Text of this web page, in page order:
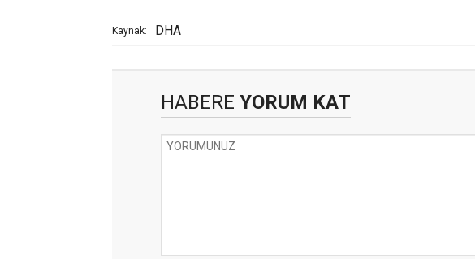
Kaynak: DHA
HABERE YORUM KAT